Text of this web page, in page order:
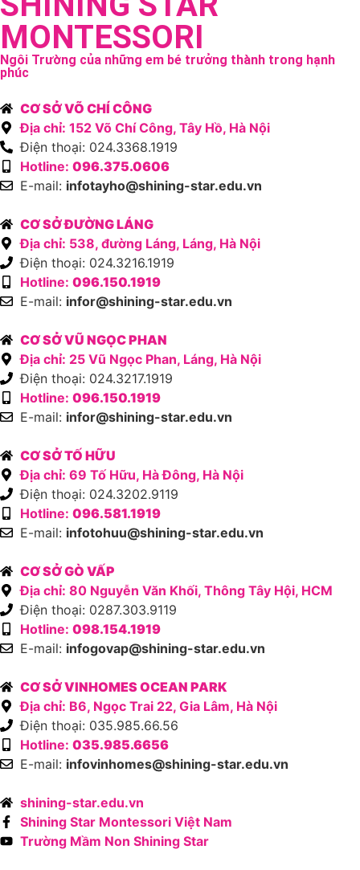
MONTESSORI
Ngôi Trường của những em bé trưởng thành trong hạnh
phúc
CƠ SỞ VÕ CHÍ CÔNG
Địa chỉ: 152 Võ Chí Công, Tây Hồ, Hà Nội
Điện thoại: 024.3368.1919
Hotline: 096.375.0606
E-mail: infotayho@shining-star.edu.vn
CƠ SỞ ĐƯỜNG LÁNG
Địa chỉ: 538, đường Láng, Láng, Hà Nội
Điện thoại: 024.3216.1919
Hotline: 096.150.1919
E-mail: infor@shining-star.edu.vn
CƠ SỞ VŨ NGỌC PHAN
Địa chỉ: 25 Vũ Ngọc Phan, Láng, Hà Nội
Điện thoại: 024.3217.1919
Hotline: 096.150.1919
E-mail: infor@shining-star.edu.vn
CƠ SỞ TỐ HỮU
Địa chỉ: 69 Tố Hữu, Hà Đông, Hà Nội
Điện thoại: 024.3202.9119
Hotline: 096.581.1919
E-mail: infotohuu@shining-star.edu.vn
CƠ SỞ GÒ VẤP
Địa chỉ: 80 Nguyễn Văn Khối, Thông Tây Hội, HCM
Điện thoại: 0287.303.9119
Hotline: 098.154.1919
E-mail: infogovap@shining-star.edu.vn
CƠ SỞ VINHOMES OCEAN PARK
Địa chỉ: B6, Ngọc Trai 22, Gia Lâm, Hà Nội
Điện thoại: 035.985.66.56
Hotline: 035.985.6656
E-mail: infovinhomes@shining-star.edu.vn
shining-star.edu.vn
Shining Star Montessori Việt Nam
Trường Mầm Non Shining Star